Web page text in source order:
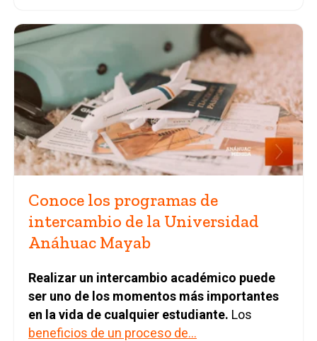
Conoce los programas de
intercambio de la Universidad
Anáhuac Mayab
Realizar un intercambio académico puede
ser uno de los momentos más importantes
en la vida de cualquier estudiante. Los
beneficios de un proceso de...